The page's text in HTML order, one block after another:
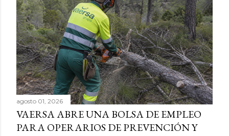
agosto 01, 2026
VAERSA ABRE UNA BOLSA DE EMPLEO
PARA OPERARIOS DE PREVENCIÓN Y